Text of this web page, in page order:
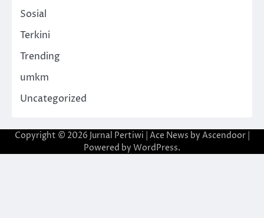
Sosial
Terkini
Trending
umkm
Uncategorized
Copyright © 2026 Jurnal Pertiwi | Ace News by Ascendoor|
Powered by WordPress.